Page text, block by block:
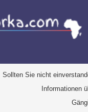
Website verwendet
Sollten Sie nicht
Informationen